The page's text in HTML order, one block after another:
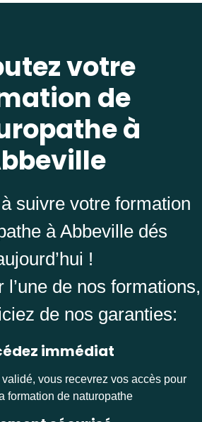
votre
de
à
suivre votre formation
à Abbeville dés
!
l’une de nos formations,
de nos garanties:
immédiat
vous recevrez vos accès pour
formation de naturopathe